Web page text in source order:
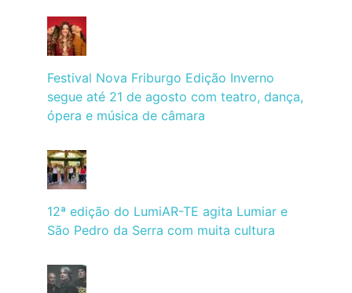
Festival Nova Friburgo Edição Inverno
segue até 21 de agosto com teatro, dança,
ópera e música de câmara
12ª edição do LumiAR-TE agita Lumiar e
São Pedro da Serra com muita cultura